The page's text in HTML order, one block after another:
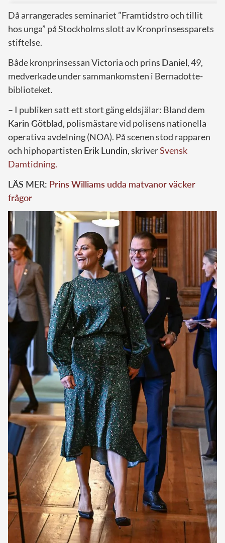
Då arrangerades seminariet ”Framtidstro och tillit
hos unga” på Stockholms slott av Kronprinsessparets
stiftelse.
Både kronprinsessan Victoria och prins Daniel, 49,
medverkade under sammankomsten i Bernadotte-
biblioteket.
– I publiken satt ett stort gäng eldsjälar: Bland dem
Karin Götblad, polismästare vid polisens nationella
operativa avdelning (NOA). På scenen stod rapparen
och hiphopartisten Erik Lundin, skriverSvensk
Damtidning.
LÄS MER: Prins Williams udda matvanor väcker
frågor